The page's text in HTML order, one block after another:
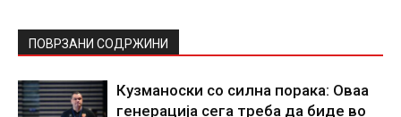
ПОВРЗАНИ СОДРЖИНИ
Кузманоски со силна порака: Оваа
генерација сега треба да биде во